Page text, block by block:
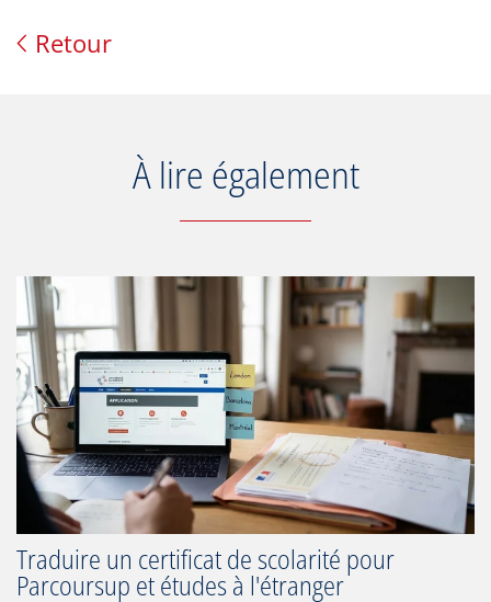
Retour
À lire également
Traduire un certificat de scolarité pour
Parcoursup et études à l'étranger